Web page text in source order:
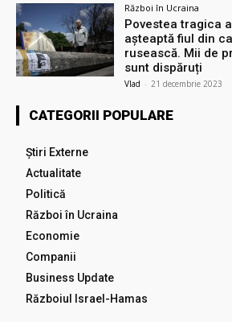
Război în Ucraina
Povestea tragica
așteaptă fiul din
rusească. Mii de
sunt dispăruți
Vlad - 21 decembrie 2023
CATEGORII POPULARE
Știri Externe
Actualitate
Politică
Război în Ucraina
Economie
Companii
Business Update
Războiul Israel-Hamas